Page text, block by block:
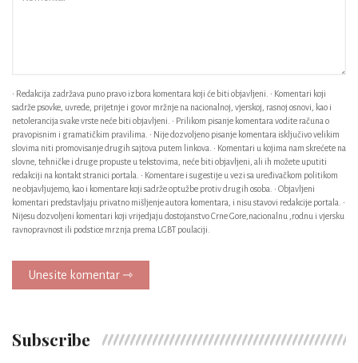
• Redakcija zadržava puno pravo izbora komentara koji će biti objavljeni. • Komentari koji
sadrže psovke, uvrede, prijetnje i govor mržnje na nacionalnoj, vjerskoj, rasnoj osnovi, kao i
netolerancija svake vrste neće biti objavljeni. • Prilikom pisanje komentara vodite računa o
pravopisnim i gramatičkim pravilima. • Nije dozvoljeno pisanje komentara isključivo velikim
slovima niti promovisanje drugih sajtova putem linkova. • Komentari u kojima nam skrećete na
slovne, tehničke i druge propuste u tekstovima, neće biti objavljeni, ali ih možete uputiti
redakciji na kontakt stranici portala. • Komentare i sugestije u vezi sa uređivačkom politikom
ne objavljujemo, kao i komentare koji sadrže optužbe protiv drugih osoba. • Objavljeni
komentari predstavljaju privatno mišljenje autora komentara, i nisu stavovi redakcije portala. •
Nijesu dozvoljeni komentari koji vrijedjaju dostojanstvo Crne Gore,nacionalnu ,rodnu i vjersku
ravnopravnost ili podstice mrznja prema LGBT poulaciji.
Unesite komentar ⇾
Subscribe